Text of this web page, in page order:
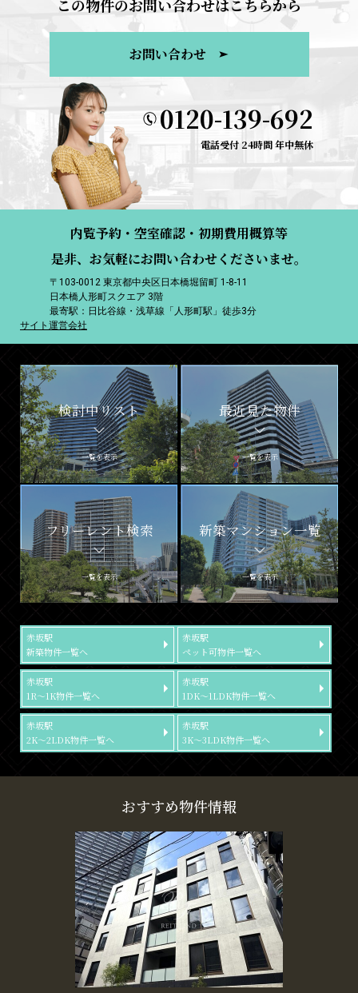
この物件のお問い合わせはこちらから
お問い合わせ
0120-139-692
電話受付 24時間 年中無休
内覧予約・空室確認・初期費用概算等
是非、お気軽にお問い合わせくださいませ。
〒103-0012 東京都中央区日本橋堀留町 1-8-11
日本橋人形町スクエア 3階
最寄駅：日比谷線・浅草線「人形町駅」徒歩3分
サイト運営会社
検討中リスト
一覧を表示
最近見た物件
一覧を表示
フリーレント検索
一覧を表示
新築マンション一覧
一覧を表示
赤坂駅
新築物件一覧へ
赤坂駅
ペット可物件一覧へ
赤坂駅
1R～1K物件一覧へ
赤坂駅
1DK～1LDK物件一覧へ
赤坂駅
2K～2LDK物件一覧へ
赤坂駅
3K～3LDK物件一覧へ
おすすめ物件情報